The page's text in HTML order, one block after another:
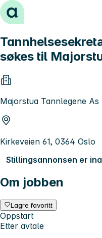
Hopp til innhold
søkes til
Majorstua Tannlegene As
Kirkeveien 61, 0364 Oslo
Stillingsannonsen er
Om jobben
Lagre favoritt
Oppstart
Etter avtale